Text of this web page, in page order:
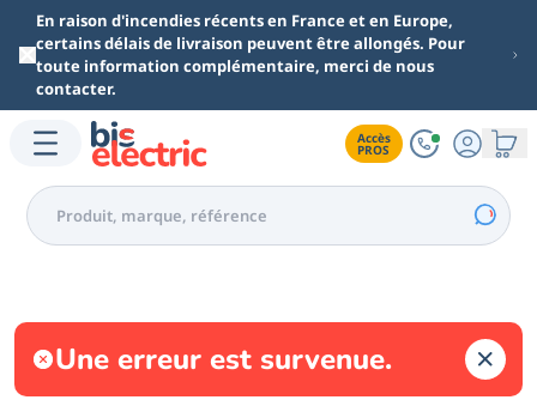
Aller au contenu principal
En raison d'incendies récents en France et en Europe,
certains délais de livraison peuvent être allongés. Pour
toute information complémentaire, merci de nous
contacter.
Accès
PROS
Une erreur est survenue.